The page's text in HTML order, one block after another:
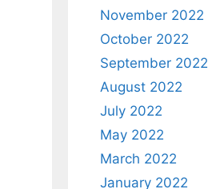
November 2022
October 2022
September 2022
August 2022
July 2022
May 2022
March 2022
January 2022